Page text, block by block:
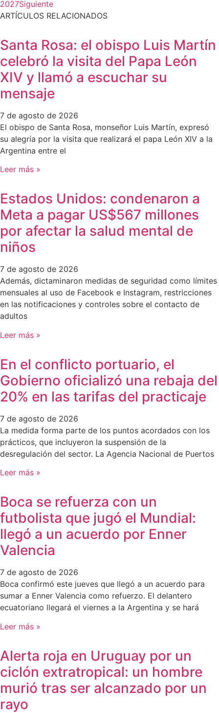
2027Siguiente
ARTÍCULOS RELACIONADOS
Santa Rosa: el obispo Luis Martín
celebró la visita del Papa León
XIV y llamó a escuchar su
mensaje
7 de agosto de 2026
El obispo de Santa Rosa, monseñor Luis Martín, expresó
su alegría por la visita que realizará el papa León XIV a la
Argentina entre el
Leer más »
Estados Unidos: condenaron a
Meta a pagar US$567 millones
por afectar la salud mental de
niños
7 de agosto de 2026
Además, dictaminaron medidas de seguridad como límites
mensuales al uso de Facebook e Instagram, restricciones
en las notificaciones y controles sobre el contacto de
adultos
Leer más »
En el conflicto portuario, el
Gobierno oficializó una rebaja del
20% en las tarifas del practicaje
7 de agosto de 2026
La medida forma parte de los puntos acordados con los
prácticos, que incluyeron la suspensión de la
desregulación del sector. La Agencia Nacional de Puertos
Leer más »
Boca se refuerza con un
futbolista que jugó el Mundial:
llegó a un acuerdo por Enner
Valencia
7 de agosto de 2026
Boca confirmó este jueves que llegó a un acuerdo para
sumar a Enner Valencia como refuerzo. El delantero
ecuatoriano llegará el viernes a la Argentina y se hará
Leer más »
Alerta roja en Uruguay por un
ciclón extratropical: un hombre
murió tras ser alcanzado por un
rayo